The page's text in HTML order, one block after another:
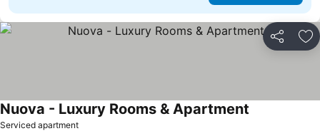
Teilen
Serviced apartment
Nuova - Luxury Rooms & Apartment